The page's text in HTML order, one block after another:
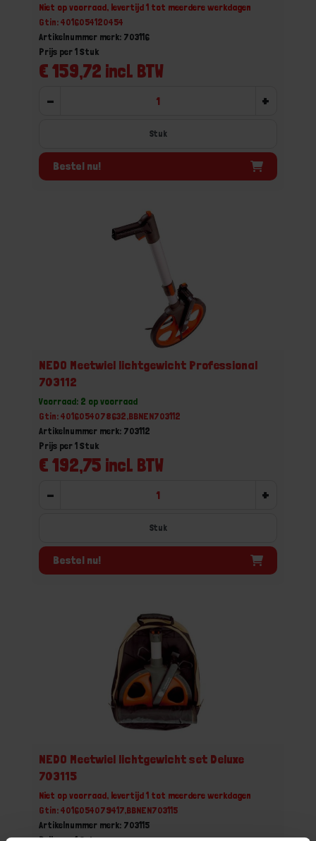
Niet op voorraad, levertijd 1 tot meerdere werkdagen
Gtin: 4016054120454
Artikelnummer merk: 703116
€ 159,72 incl. BTW
Prijs per 1 Stuk
- +
Stuk
Bestel nu!
NEDO Meetwiel lichtgewicht Professional
703112
Voorraad: 2 op voorraad
Gtin: 4016054078632,BBNEN703112
Artikelnummer merk: 703112
€ 192,75 incl. BTW
Prijs per 1 Stuk
- +
Stuk
Bestel nu!
NEDO Meetwiel lichtgewicht set Deluxe
703115
Niet op voorraad, levertijd 1 tot meerdere werkdagen
Gtin: 4016054079417,BBNEN703115
Artikelnummer merk: 703115